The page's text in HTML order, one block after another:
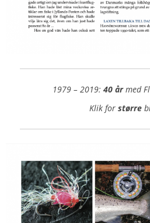
1979 – 2019: 40 årmed
Klik for større